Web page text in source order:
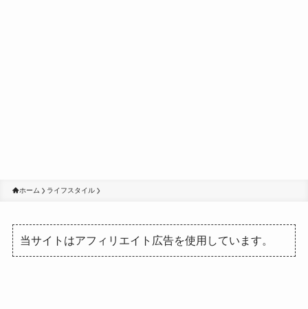
ホーム ライフスタイル
当サイトはアフィリエイト広告を使用しています。